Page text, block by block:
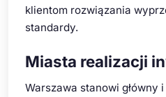
klientom rozwiązania
standardy.
Miasta realizacji
Warszawa stanowi główny